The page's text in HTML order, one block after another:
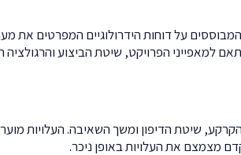
על דוחות הידרולוגיים המפרטים את
למאפייני הפרויקט, שיטת הביצוע והרגולציה
שיטת הדיפון ומשך השאיבה. העלויות
מצמצם את העלויות באופן ניכר.